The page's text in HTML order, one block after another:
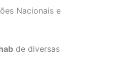
Nacionais e
de diversas